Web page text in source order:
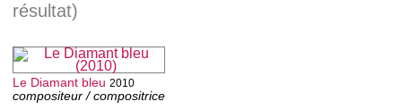
résultat)
Le Diamant bleu 2010
compositeur / compositrice